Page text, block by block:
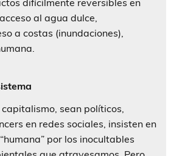
al agua dulce,
a costas (inundaciones),
sean políticos,
en redes sociales, insisten en
por los inocultables